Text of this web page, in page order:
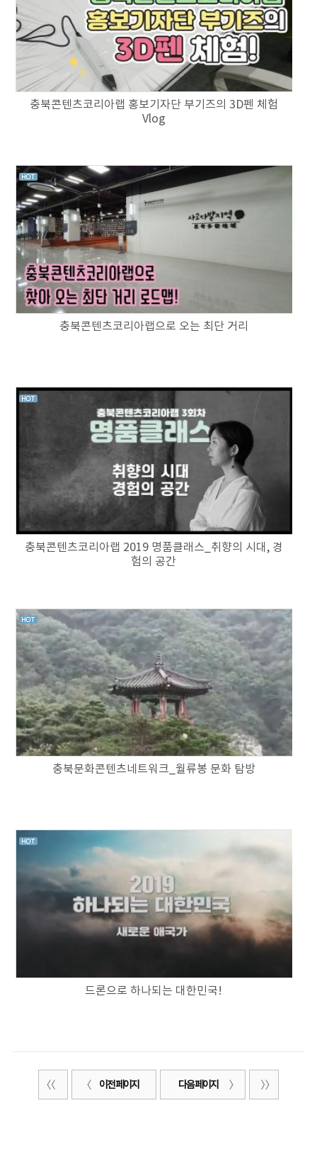
충북콘텐츠코리아랩 홍보기자단 부기즈의 3D펜 체험
Vlog
충북콘텐츠코리아랩으로 오는 최단 거리
충북콘텐츠코리아랩 2019 명품클래스_취향의 시대, 경
험의 공간
충북문화콘텐츠네트워크_월류봉 문화 탐방
드론으로 하나되는 대한민국!
이전 페이지 다음 페이지